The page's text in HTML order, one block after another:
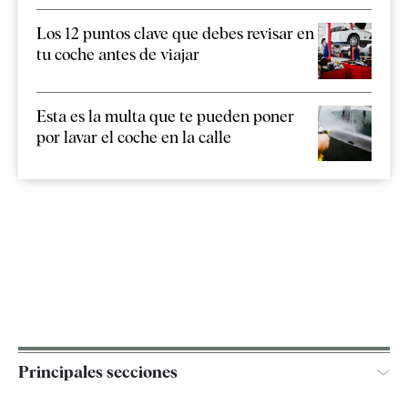
Los 12 puntos clave que debes revisar en
tu coche antes de viajar
Esta es la multa que te pueden poner
por lavar el coche en la calle
Principales secciones